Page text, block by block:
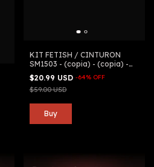
KIT FETISH / CINTURON
SM1503 - (copia) - (copia) -
(copia) - (copia) - (copia) -
(copia) - (copia) - (copia) -
(copia)
$20.99 USD -64% OFF
$59.00 USD